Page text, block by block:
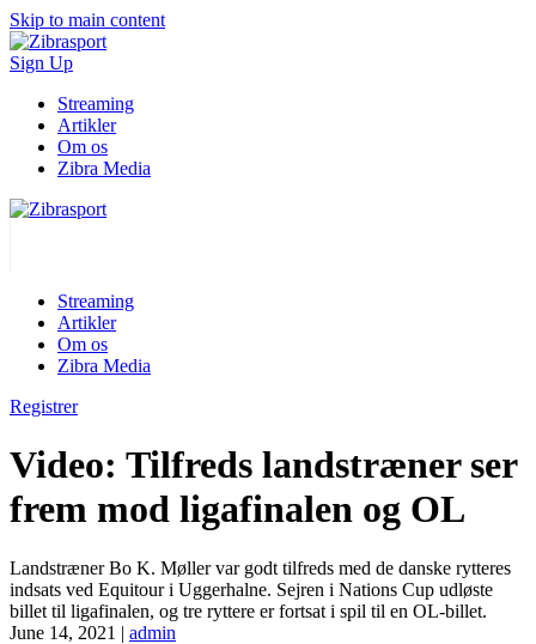
Skip to main content
Sign Up
Streaming
Artikler
Om os
Zibra Media
Streaming
Artikler
Om os
Zibra Media
Registrer
Video: Tilfreds landstræner ser
frem mod ligafinalen og OL
Landstræner Bo K. Møller var godt tilfreds med de danske rytteres
indsats ved Equitour i Uggerhalne. Sejren i Nations Cup udløste
billet til ligafinalen, og tre ryttere er fortsat i spil til en OL-billet.
June 14, 2021 | admin